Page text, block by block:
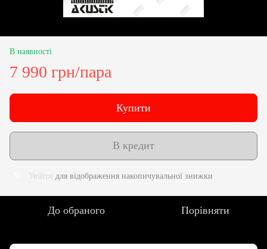
В наявності
7 990 грн/пара
Купити
В кредит
Увійти для відображення накопичувальної знижки
До обраного Порівняти